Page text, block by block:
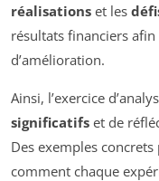
réalisations et les
résultats financiers
d’amélioration.
Ainsi, l’exercice
significatifs et de
Des exemples
comment chaque